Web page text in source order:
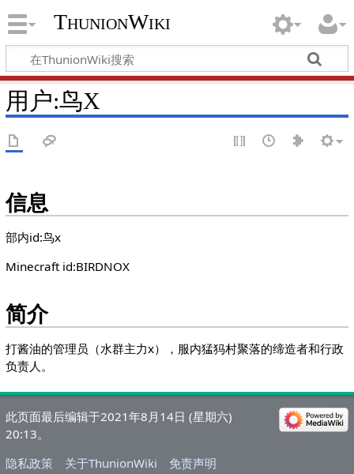
ThunionWiki
用户:鸟X
信息
部内id:鸟x
Minecraft id:BIRDNOX
简介
打酱油的管理员（水群主力x），服内猛犸村聚落的缔造者和行政
负责人。
此页面最后编辑于2021年8月14日 (星期六)
20:13。
隐私政策
关于ThunionWiki 免责声明